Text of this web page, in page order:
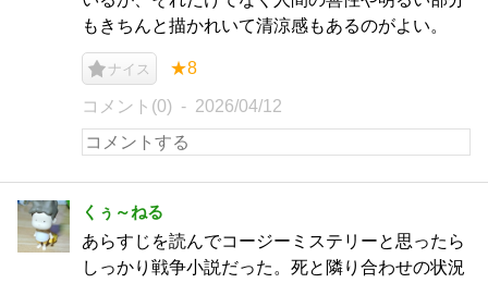
もきちんと描かれいて清涼感もあるのがよい。
ナイス ★8
コメント(0) 2026/04/12
くぅ～ねる
あらすじを読んでコージーミステリーと思ったら
しっかり戦争小説だった。死と隣り合わせの状況